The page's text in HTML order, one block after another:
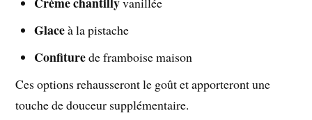
Glaceà la pistache
Confiturede framboise maison
Ces options rehausseront le goût et apporteront une
touche de douceur supplémentaire.